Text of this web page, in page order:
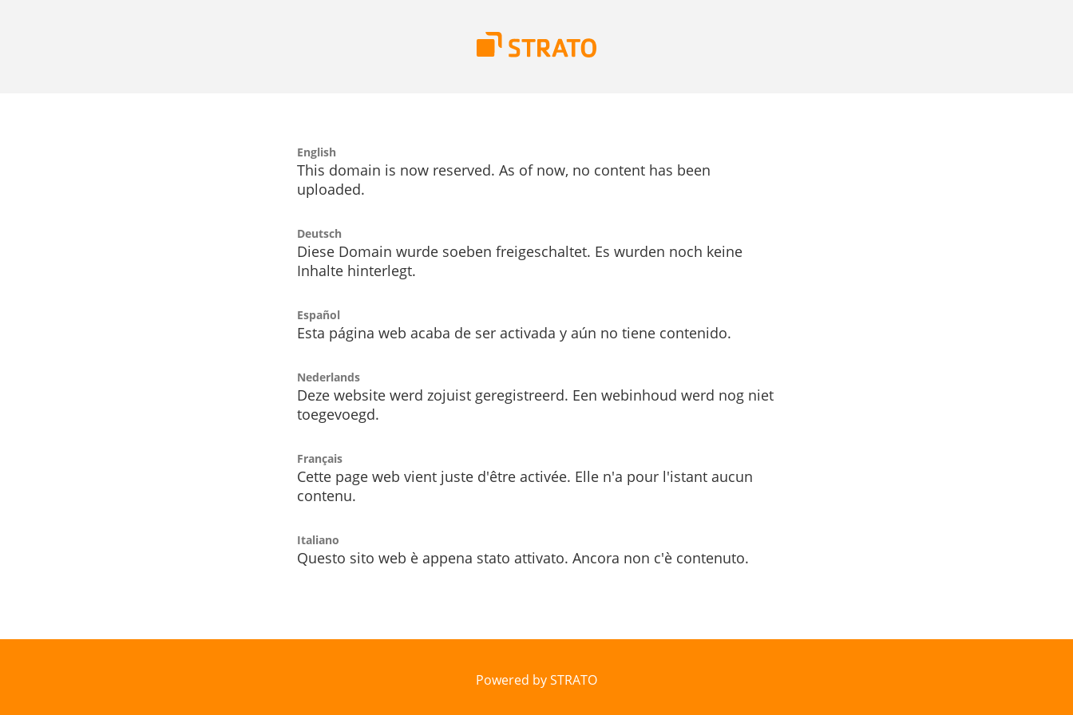
English
This domain is now reserved. As of now, no content has been
uploaded.
Deutsch
Diese Domain wurde soeben freigeschaltet. Es wurden noch keine
Inhalte hinterlegt.
Español
Esta página web acaba de ser activada y aún no tiene contenido.
Nederlands
Deze website werd zojuist geregistreerd. Een webinhoud werd nog niet
toegevoegd.
Français
Cette page web vient juste d'être activée. Elle n'a pour l'istant aucun
contenu.
Italiano
Questo sito web è appena stato attivato. Ancora non c'è contenuto.
Powered by STRATO